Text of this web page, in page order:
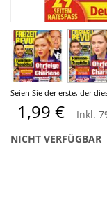
Seien Sie der erste, der
1,99 € Inkl.
NICHT VERFÜGBAR
Zum
Anfang
der
Bildergalerie
springen